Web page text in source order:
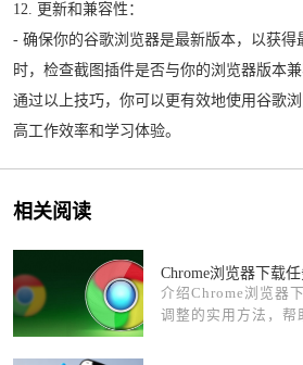
12. 更新和兼容性：
- 确保你的谷歌浏览器是最新版本，以获得
时，检查截图插件是否与你的浏览器版本兼
通过以上技巧，你可以更有效地使用谷歌
高工作效率和学习体验。
相关阅读
Chrome浏览器下载
介绍Chrome浏览器
调整的实用方法，帮